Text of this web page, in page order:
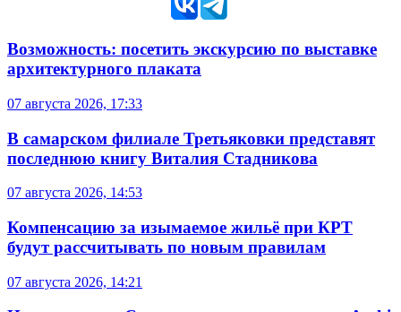
Возможность: посетить экскурсию по выставке
архитектурного плаката
07 августа 2026, 17:33
В самарском филиале Третьяковки представят
последнюю книгу Виталия Стадникова
07 августа 2026, 14:53
Компенсацию за изымаемое жильё при КРТ
будут рассчитывать по новым правилам
07 августа 2026, 14:21